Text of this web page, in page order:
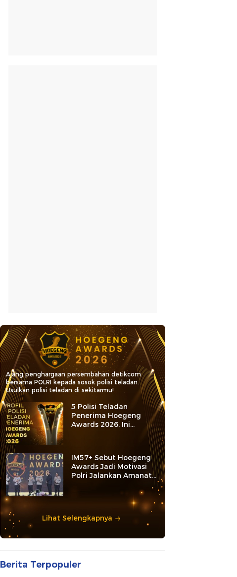
Ajang penghargaan persembahan detikcom
bersama POLRI kepada sosok polisi teladan.
Usulkan polisi teladan di sekitarmu!
5 Polisi Teladan
Penerima Hoegeng
Awards 2026, Ini
Kategori dan Kiprahnya
IM57+ Sebut Hoegeng
Awards Jadi Motivasi
Polri Jalankan Amanat
Lihat Selengkapnya
Berita Terpopuler